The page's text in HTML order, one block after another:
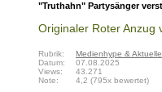
"Truthahn" Partysänger
Originaler Roter Anzug
Rubrik:
Medienhype &
Datum:
07.08.2025
Views:
43.271
Note:
4,2 (795x bewertet)